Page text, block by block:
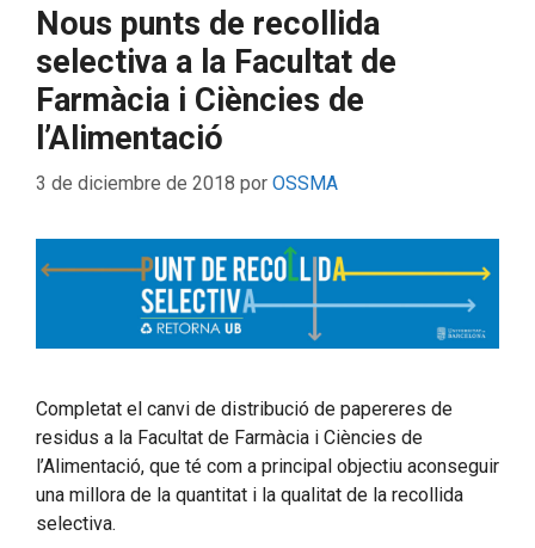
Nous punts de recollida
selectiva a la Facultat de
Farmàcia i Ciències de
l’Alimentació
3 de diciembre de 2018 por OSSMA
Completat el canvi de distribució de papereres de
residus a la Facultat de Farmàcia i Ciències de
l’Alimentació, que té com a principal objectiu aconseguir
una millora de la quantitat i la qualitat de la recollida
selectiva.